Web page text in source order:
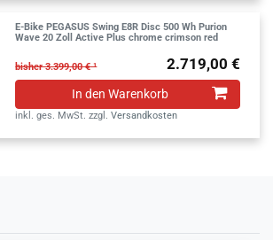
E-Bike PEGASUS Swing E8R Disc 500 Wh Purion
Wave 20 Zoll Active Plus chrome crimson red
bisher 3.399,00 € ¹ 2.719,00 €
In den Warenkorb
inkl. ges. MwSt. zzgl.Versandkosten